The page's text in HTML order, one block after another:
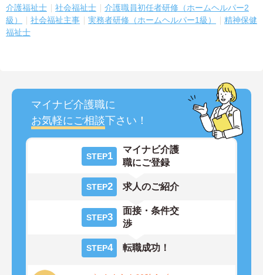
介護福祉士 社会福祉士
介護職員初任者研修（ホームヘルパー2
級）
社会福祉主事 実務者研修（ホームヘルパー1級）
精神保健
福祉士
マイナビ介護職に
お気軽にご相談下さい！
STEP1
マイナビ介護
職にご登録
STEP2 求人のご紹介
STEP3
面接・条件交
渉
STEP4 転職成功！